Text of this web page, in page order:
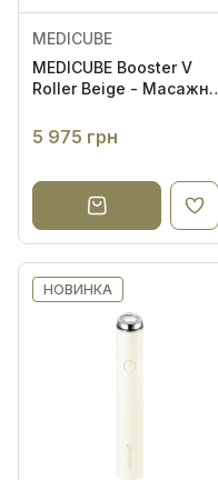
MEDICUBE
MEDICUBE Booster V
Roller Beige - Масажна
5 975 грн
НОВИНКА